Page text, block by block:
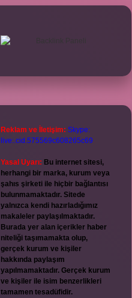
Reklam ve İletişim: Skype:
live:.cid.575569c608265c69
Yasal Uyarı: Bu internet sitesi,
herhangi bir marka, kurum veya
şahıs şirketi ile hiçbir bağlantısı
bulunmamaktadır. Sitede
yalnızca kendi hazırladığımız
makaleler paylaşılmaktadır.
Burada yer alan içerikler haber
niteliği taşımamakta olup,
gerçek kurum ve kişiler
hakkında paylaşım
yapılmamaktadır. Gerçek kurum
ve kişiler ile isim benzerlikleri
tamamen tesadüfidir.